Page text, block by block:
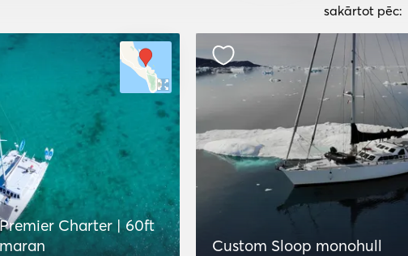
sakārtot pēc:
Charter | 60ft
Custom Sloop monohull